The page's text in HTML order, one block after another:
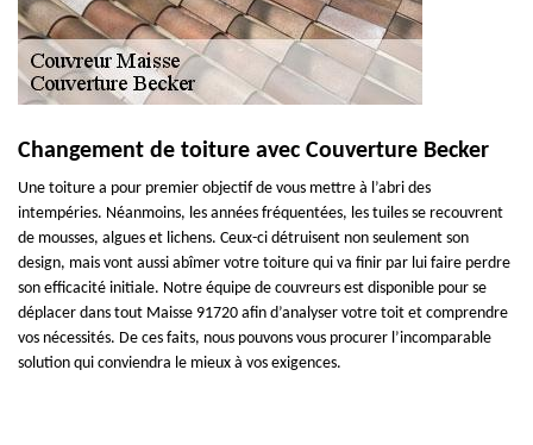
Changement de toiture avec Couverture Becker
Une toiture a pour premier objectif de vous mettre à l’abri des
intempéries. Néanmoins, les années fréquentées, les tuiles se recouvrent
de mousses, algues et lichens. Ceux-ci détruisent non seulement son
design, mais vont aussi abîmer votre toiture qui va finir par lui faire perdre
son efficacité initiale. Notre équipe de couvreurs est disponible pour se
déplacer dans tout Maisse 91720 afin d’analyser votre toit et comprendre
vos nécessités. De ces faits, nous pouvons vous procurer l’incomparable
solution qui conviendra le mieux à vos exigences.